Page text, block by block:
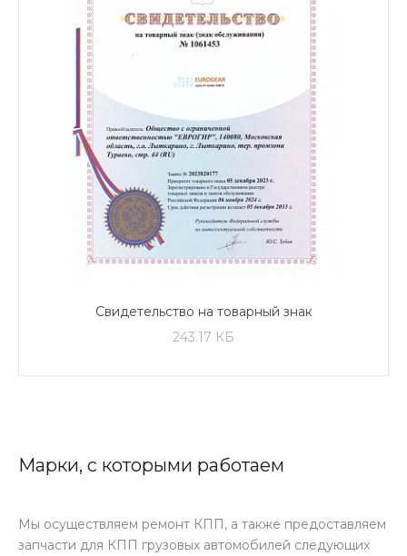
Свидетельство на товарный знак
243.17 КБ
Марки, с которыми работаем
Мы осуществляем ремонт КПП, а также предоставляем
запчасти для КПП грузовых автомобилей следующих